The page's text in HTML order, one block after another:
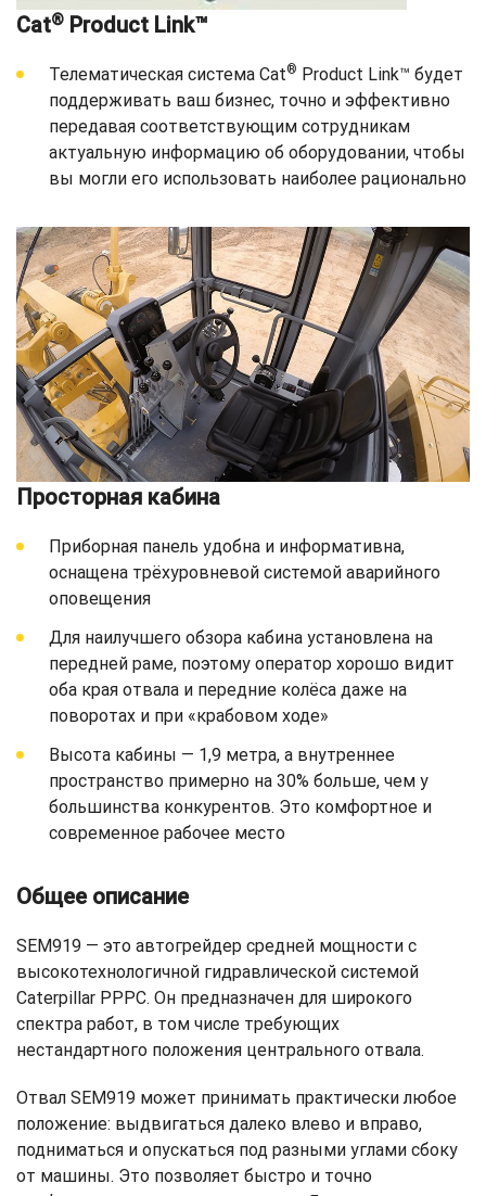
Cat® Product Link™
Телематическая система Cat® Product Link™ будет
поддерживать ваш бизнес, точно и эффективно
передавая соответствующим сотрудникам
актуальную информацию об оборудовании, чтобы
вы могли его использовать наиболее рационально
Просторная кабина
Приборная панель удобна и информативна,
оснащена трёхуровневой системой аварийного
оповещения
Для наилучшего обзора кабина установлена на
передней раме, поэтому оператор хорошо видит
оба края отвала и передние колёса даже на
поворотах и при «крабовом ходе»
Высота кабины — 1,9 метра, а внутреннее
пространство примерно на 30% больше, чем у
большинства конкурентов. Это комфортное и
современное рабочее место
Общее описание
SEM919 — это автогрейдер средней мощности с
высокотехнологичной гидравлической системой
Caterpillar PPPC. Он предназначен для широкого
спектра работ, в том числе требующих
нестандартного положения центрального отвала.
Отвал SEM919 может принимать практически любое
положение: выдвигаться далеко влево и вправо,
подниматься и опускаться под разными углами сбоку
от машины. Это позволяет быстро и точно